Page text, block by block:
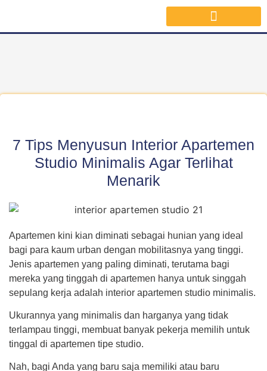
7 Tips Menyusun Interior Apartemen
Studio Minimalis Agar Terlihat
Menarik
Apartemen kini kian diminati sebagai hunian yang ideal
bagi para kaum urban dengan mobilitasnya yang tinggi.
Jenis apartemen yang paling diminati, terutama bagi
mereka yang tinggah di apartemen hanya untuk singgah
sepulang kerja adalah interior apartemen studio minimalis.
Ukurannya yang minimalis dan harganya yang tidak
terlampau tinggi, membuat banyak pekerja memilih untuk
tinggal di apartemen tipe studio.
Nah, bagi Anda yang baru saja memiliki atau baru